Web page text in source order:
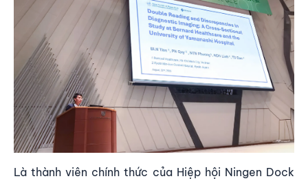
Là thành viên chính thức của Hiệp hội Ningen Dock